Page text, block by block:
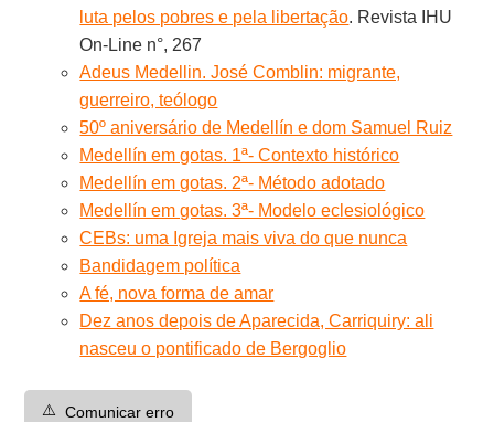
luta pelos pobres e pela libertação. Revista IHU
On-Line n°, 267
Adeus Medellin. José Comblin: migrante,
guerreiro, teólogo
50º aniversário de Medellín e dom Samuel Ruiz
Medellín em gotas. 1ª- Contexto histórico
Medellín em gotas. 2ª- Método adotado
Medellín em gotas. 3ª- Modelo eclesiológico
CEBs: uma Igreja mais viva do que nunca
Bandidagem política
A fé, nova forma de amar
Dez anos depois de Aparecida, Carriquiry: ali
nasceu o pontificado de Bergoglio
⚠️ Comunicar erro